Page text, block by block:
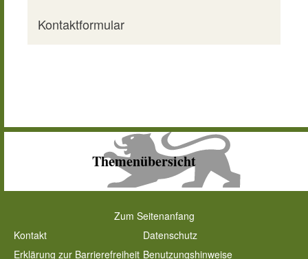
Kontaktformular
Themenübersicht
Zum Seitenanfang
Kontakt
Datenschutz
Erklärung zur Barrierefreiheit Benutzungshinweise